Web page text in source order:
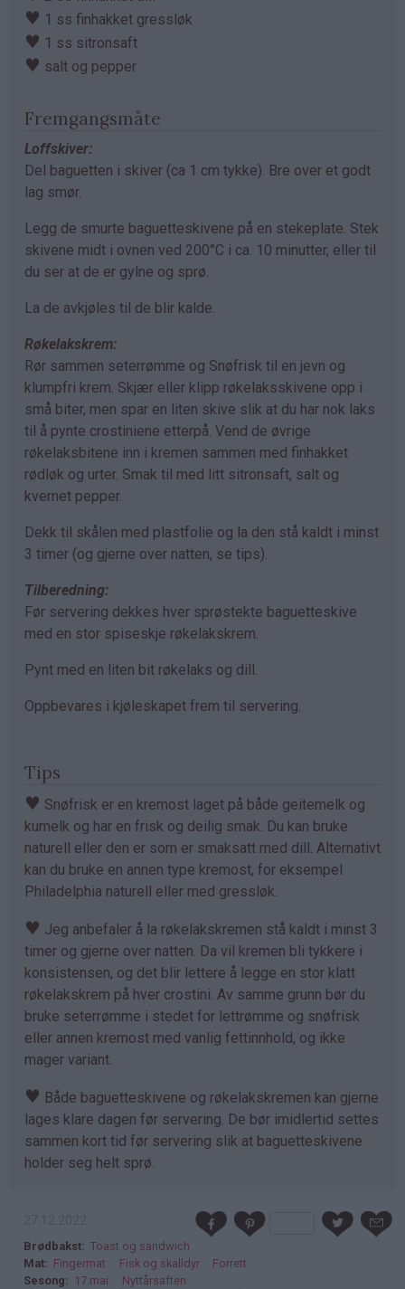
♥ 1 ss finhakket gressløk
♥ 1 ss sitronsaft
♥ salt og pepper
Fremgangsmåte
Loffskiver:
Del baguetten i skiver (ca 1 cm tykke). Bre over et godt
lag smør.
Legg de smurte baguetteskivene på en stekeplate. Stek
skivene midt i ovnen ved 200°C i ca. 10 minutter, eller til
du ser at de er gylne og sprø.
La de avkjøles til de blir kalde.
Røkelakskrem:
Rør sammen seterrømme og Snøfrisk til en jevn og
klumpfri krem. Skjær eller klipp røkelaksskivene opp i
små biter, men spar en liten skive slik at du har nok laks
til å pynte crostiniene etterpå. Vend de øvrige
røkelaksbitene inn i kremen sammen med finhakket
rødløk og urter. Smak til med litt sitronsaft, salt og
kvernet pepper.
Dekk til skålen med plastfolie og la den stå kaldt i minst
3 timer (og gjerne over natten, se tips).
Tilberedning:
Før servering dekkes hver sprøstekte baguetteskive
med en stor spiseskje røkelakskrem.
Pynt med en liten bit røkelaks og dill.
Oppbevares i kjøleskapet frem til servering.
Tips
♥ Snøfrisk er en kremost laget på både geitemelk og
kumelk og har en frisk og deilig smak. Du kan bruke
naturell eller den er som er smaksatt med dill. Alternativt
kan du bruke en annen type kremost, for eksempel
Philadelphia naturell eller med gressløk.
♥ Jeg anbefaler å la røkelakskremen stå kaldt i minst 3
timer og gjerne over natten. Da vil kremen bli tykkere i
konsistensen, og det blir lettere å legge en stor klatt
røkelakskrem på hver crostini. Av samme grunn bør du
bruke seterrømme i stedet for lettrømme og snøfrisk
eller annen kremost med vanlig fettinnhold, og ikke
mager variant.
♥ Både baguetteskivene og røkelakskremen kan gjerne
lages klare dagen før servering. De bør imidlertid settes
sammen kort tid før servering slik at baguetteskivene
holder seg helt sprø.
Brødbakst
Toast og sandwich
Mat
Fingermat Fisk og skalldyr
Forrett
Sesong
17.mai
Nyttårsaften